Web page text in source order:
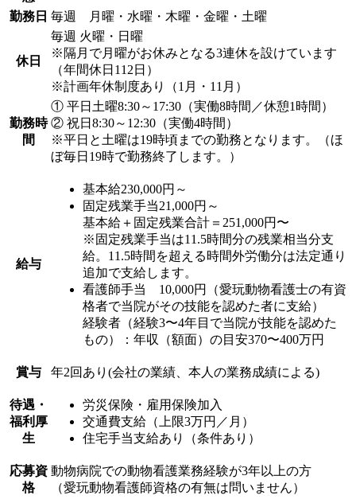
勤務日 毎週 月曜・水曜・木曜・金曜・土曜
休日
毎週 火曜・日曜
※隔月で月曜がお休みとなる3連休を設けています
（年間休日112日）
※計画年休制度あり（1月・11月）
勤務時
間
① 平日土曜8:30～17:30（実働8時間／休憩1時間）
② 祝日8:30～12:30（実働4時間）
※平日と土曜は19時頃までの勤務となります。（ほ
ぼ毎日19時で勤務終了します。）
給与
基本給230,000円～
固定残業手当21,000円～
基本給＋固定残業合計＝251,000円〜
※固定残業手当は11.5時間分の残業相当分支
給。11.5時間を超える時間外労働分は法定通り
追加で支給します。
看護師手当 10,000円（愛玩動物看護士の有資
格者で当院がその技能を認めた者に支給）
経験者（経験3〜4年目で当院が技能を認めた
もの）：年収（額面）の目安370〜400万円
賞与 年2回あり(会社の業績、本人の業務成績による)
待遇・
福利厚
生
労災保険・雇用保険加入
交通費支給（上限3万円／月）
住宅手当支給あり（条件あり）
応募資
格
動物病院での動物看護業務経験が3年以上の方
（愛玩動物看護師資格の有無は問いません）